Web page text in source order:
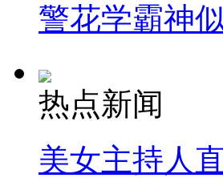
警花学霸神
热点新闻
美女主持人